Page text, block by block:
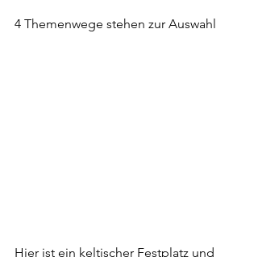
4 Themenwege stehen zur Auswahl
Hier ist ein keltischer Festplatz und